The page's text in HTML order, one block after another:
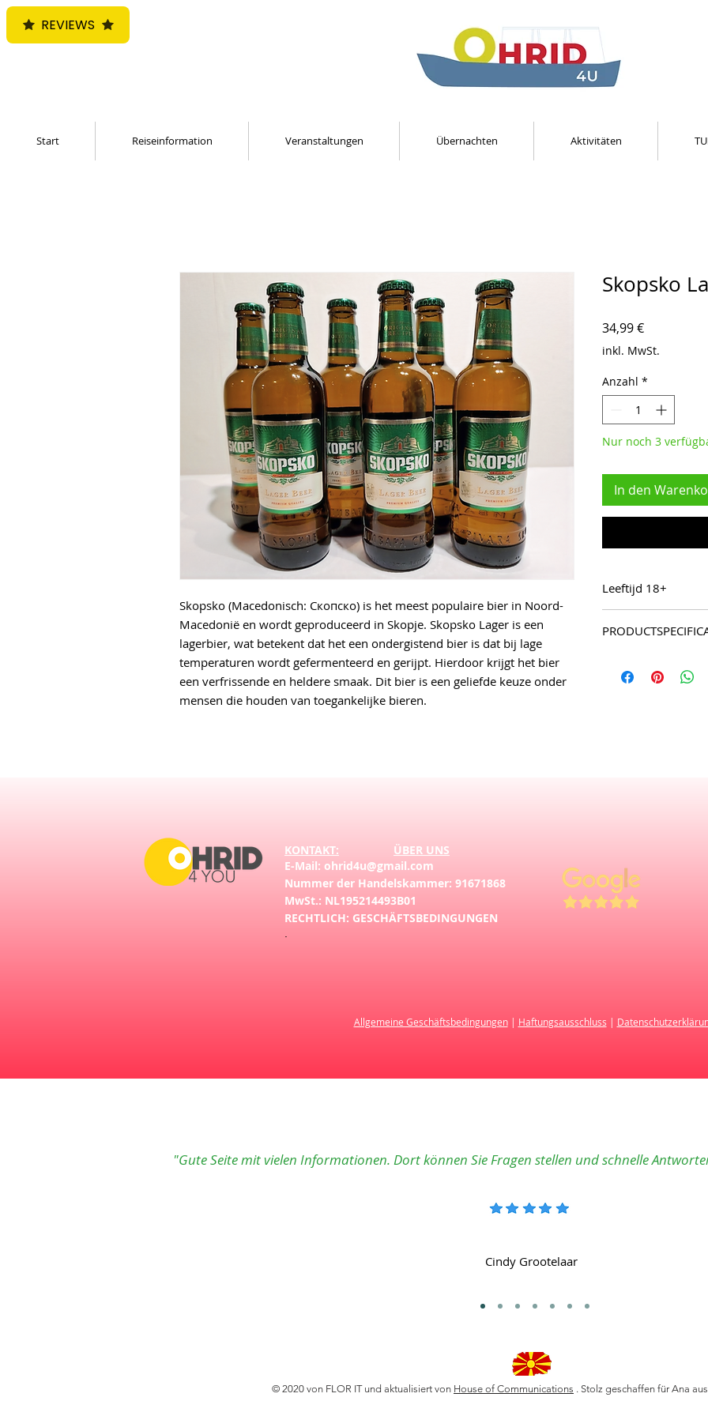
Start Reiseinformation Veranstaltungen Übernachten Aktivitäten
Skopsko (Macedonisch: Скопско) is het meest populaire bier in Noord-
Macedonië en wordt geproduceerd in Skopje. Skopsko Lager is een
lagerbier, wat betekent dat het een ondergistend bier is dat bij lage
temperaturen wordt gefermenteerd en gerijpt. Hierdoor krijgt het bier
een verfrissende en heldere smaak. Dit bier is een geliefde keuze onder
mensen die houden van toegankelijke bieren.
Skopsko
34,99 €Preis
inkl. MwSt.
Anzahl *
Nur noch 3
In den
Leeftijd 18+
zijn.
originele doos.
str.808 nr. 12, 1000
Koel en droog
ÜBER UNS
KONTAKT:
E-Mail: ohrid4u@gmail.com
Nummer der Handelskammer: 91671868
MwSt.: NL195214493B01
RECHTLICH: GESCHÄFTSBEDINGUNGEN
Allgemeine Geschäftsbedingungen| Haftungsausschluss |
"Gute Seite mit vielen Informationen. Dort können Sie Fragen stellen und schnelle
Cindy Grootelaar
© 2020 von FLOR IT und aktualisiert von House of Communications . Stolz geschaffen für Ana
REVIEWS